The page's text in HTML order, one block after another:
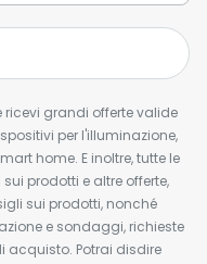
ricevi grandi offerte valide
per l'illuminazione,
home. E inoltre, tutte le
prodotti e altre offerte,
sui prodotti, nonché
e sondaggi, richieste
acquisto. Potrai disdire